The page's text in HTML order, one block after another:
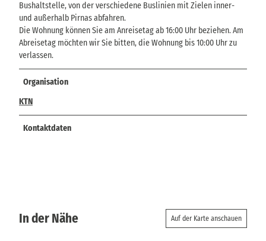
Bushaltstelle, von der verschiedene Buslinien mit Zielen inner-
und außerhalb Pirnas abfahren.
Die Wohnung können Sie am Anreisetag ab 16:00 Uhr beziehen. Am
Abreisetag möchten wir Sie bitten, die Wohnung bis 10:00 Uhr zu
verlassen.
Organisation
KTN
Kontaktdaten
In der Nähe Auf der Karte anschauen